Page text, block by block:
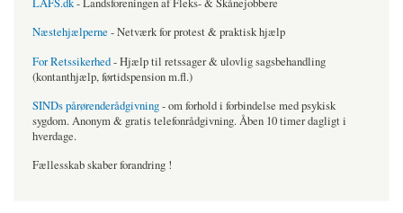
LAFS.dk- Landsforeningen af Fleks- & Skånejobbere
Næstehjælperne - Netværk for protest & praktisk hjælp
For Retssikerhed- Hjælp til retssager & ulovlig sagsbehandling
(kontanthjælp, førtidspension m.fl.)
SINDs pårørenderådgivning- om forhold i forbindelse med psykisk
sygdom. Anonym & gratis telefonrådgivning. Åben 10 timer dagligt i
hverdage.
Fællesskab skaber forandring !